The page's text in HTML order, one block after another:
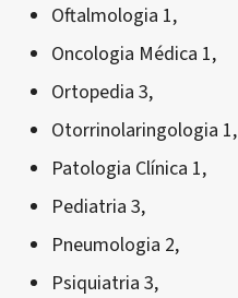
Oftalmologia 1,
Oncologia Médica 1,
Ortopedia 3,
Otorrinolaringologia 1,
Patologia Clínica 1,
Pediatria 3,
Pneumologia 2,
Psiquiatria 3,